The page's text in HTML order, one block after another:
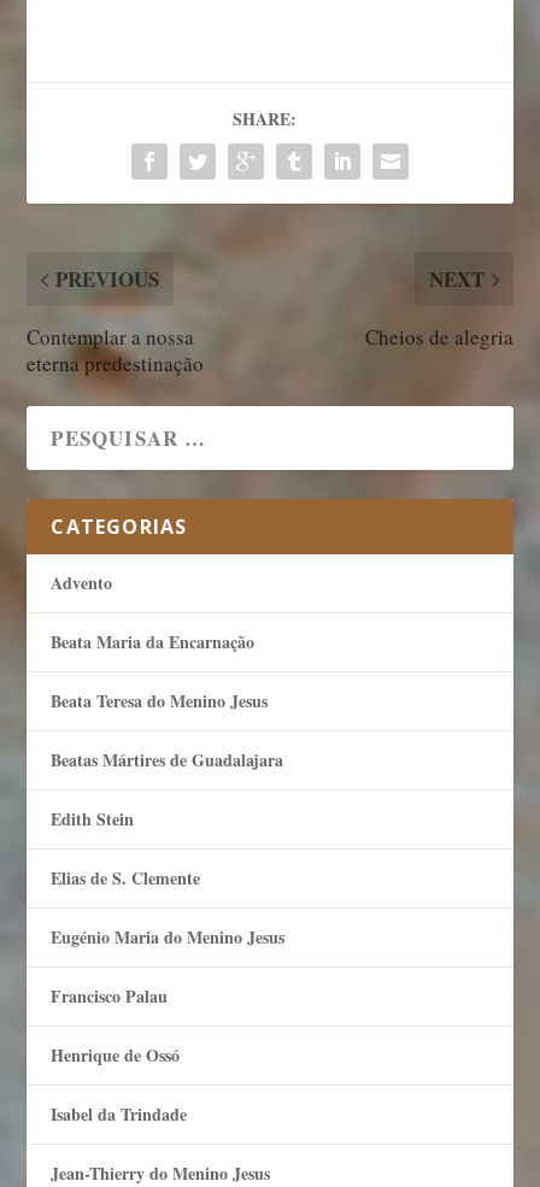
SHARE:
PREVIOUS
Contemplar a nossa
eterna predestinação
NEXT
Cheios de alegria
CATEGORIAS
Advento
Beata Maria da Encarnação
Beata Teresa do Menino Jesus
Beatas Mártires de Guadalajara
Edith Stein
Elias de S. Clemente
Eugénio Maria do Menino Jesus
Francisco Palau
Henrique de Ossó
Isabel da Trindade
Jean-Thierry do Menino Jesus